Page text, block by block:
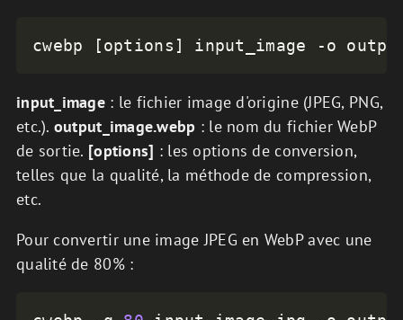
cwebp [options ] input_image -o
input_image: le fichier image d'origine (JPEG, PNG,
etc.). output_image.webp : le nom du fichier WebP
de sortie. [options] : les options de conversion,
telles que la qualité, la méthode de compression,
etc.
Pour convertir une image JPEG en WebP avec une
qualité de 80% :